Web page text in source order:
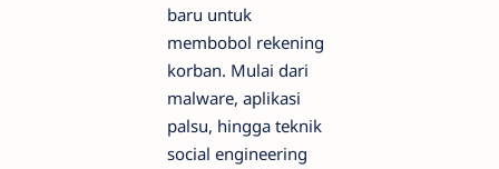
baru untuk
membobol rekening
korban. Mulai dari
malware, aplikasi
palsu, hingga teknik
social engineering